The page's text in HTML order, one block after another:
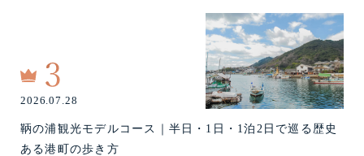
2026.07.28
鞆の浦観光モデルコース｜半日・1日・1泊2日で巡る歴史
ある港町の歩き方